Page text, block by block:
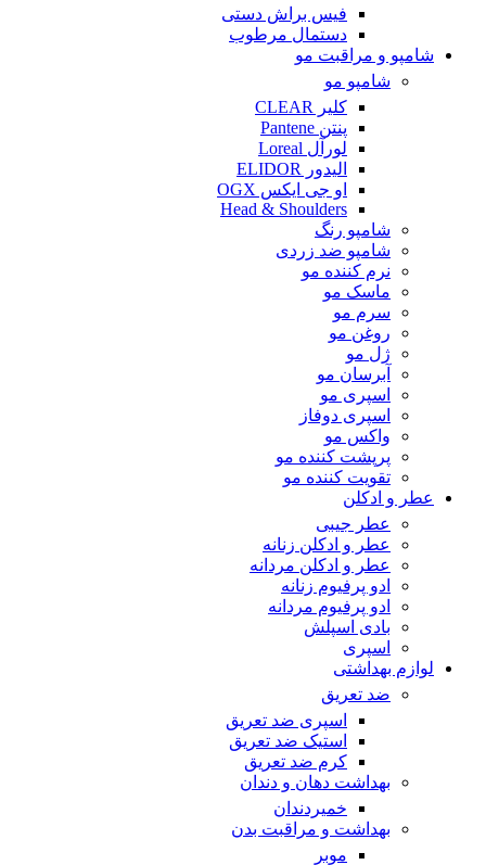
فیس براش دستی
دستمال مرطوب
شامپو و مراقبت مو
شامپو مو
کلیر CLEAR
پنتن Pantene
لورآل Loreal
الیدور ELIDOR
او جی ایکس OGX
Head & Shoulders
شامپو رنگ
شامپو ضد زردی
نرم کننده مو
ماسک مو
سرم مو
روغن مو
ژل مو
آبرسان مو
اسپری مو
اسپری دوفاز
واکس مو
پرپشت کننده مو
تقویت کننده مو
عطر و ادکلن
عطر جیبی
عطر و ادکلن زنانه
عطر و ادکلن مردانه
ادو پرفیوم زنانه
ادو پرفیوم مردانه
بادی اسپلش
اسپری
لوازم بهداشتی
ضد تعریق
اسپری ضد تعریق
استیک ضد تعریق
کرم ضد تعریق
بهداشت دهان و دندان
خمیردندان
بهداشت و مراقبت بدن
موبر